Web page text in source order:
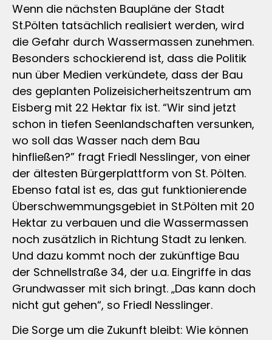
Wenn die nächsten Baupläne der Stadt
St.Pölten tatsächlich realisiert werden, wird
die Gefahr durch Wassermassen zunehmen.
Besonders schockierend ist, dass die Politik
nun über Medien verkündete, dass der Bau
des geplanten Polizeisicherheitszentrum am
Eisberg mit 22 Hektar fix ist. “Wir sind jetzt
schon in tiefen Seenlandschaften versunken,
wo soll das Wasser nach dem Bau
hinfließen?” fragt Friedl Nesslinger, von einer
der ältesten Bürgerplattform von St. Pölten.
Ebenso fatal ist es, das gut funktionierende
Überschwemmungsgebiet in St.Pölten mit 20
Hektar zu verbauen und die Wassermassen
noch zusätzlich in Richtung Stadt zu lenken.
Und dazu kommt noch der zukünftige Bau
der Schnellstraße 34, der u.a. Eingriffe in das
Grundwasser mit sich bringt. „Das kann doch
nicht gut gehen“, so Friedl Nesslinger.
Die Sorge um die Zukunft bleibt: Wie können